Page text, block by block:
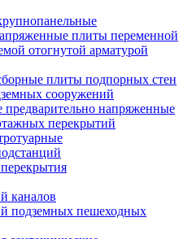
плиты переменной
отогнутой арматурой
плиты подпорных стен
сооружений
напряженные
перекрытий
каналов
подземных пешеходных